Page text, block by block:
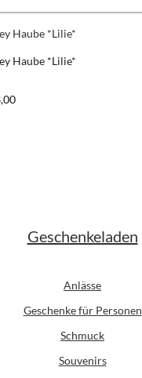
Haube *Lilie*
Preis:
Geschenkeladen
Anlässe
Geschenke für Personen
Schmuck
Souvenirs